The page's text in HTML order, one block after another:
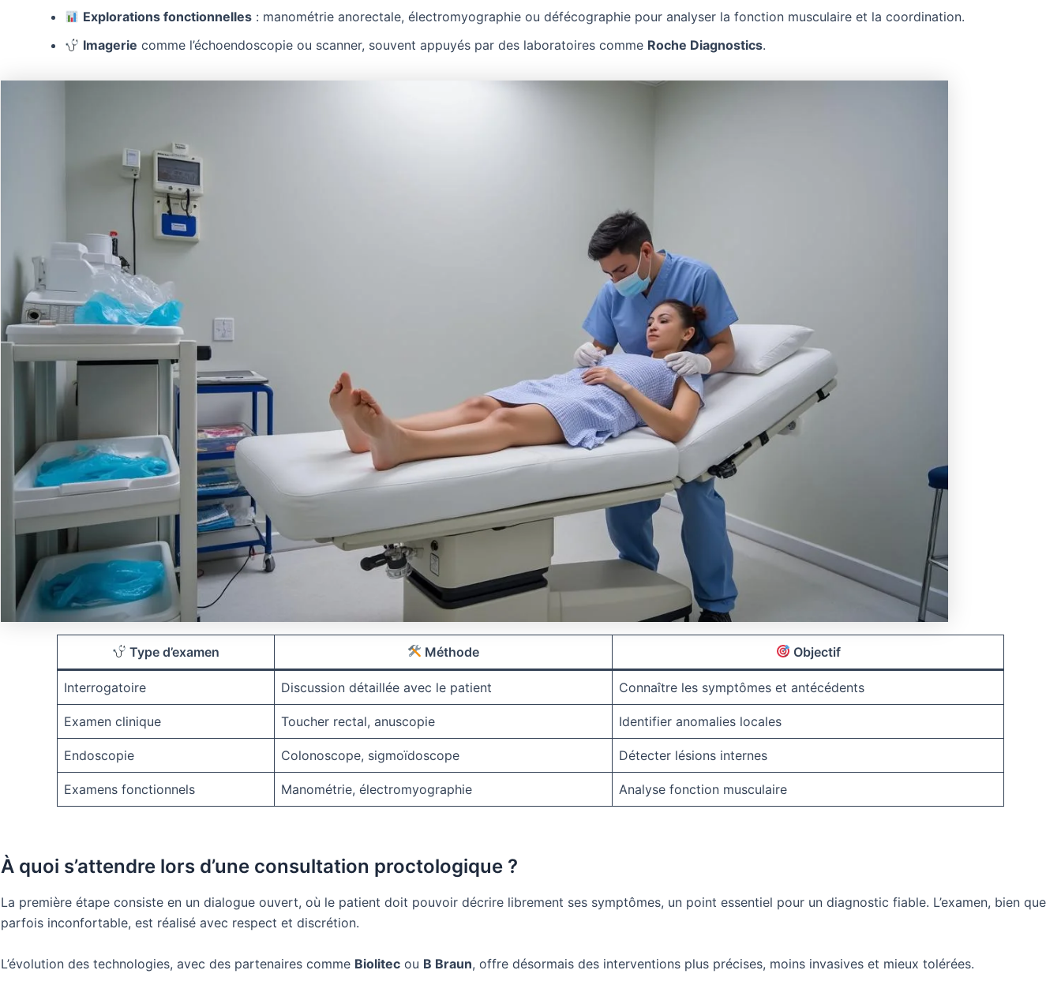
Explorations fonctionnelles : manométrie anorectale, électromyographie ou défécographie pour analyser la fonction musculaire et la coordination.
Imagerie comme l’échoendoscopie ou scanner, souvent appuyés par des laboratoires comme Roche Diagnostics.
Type d’examen Méthode Objectif
Interrogatoire Discussion détaillée avec le patient Connaître les symptômes et antécédents
Examen clinique Toucher rectal, anuscopie Identifier anomalies locales
Endoscopie Colonoscope, sigmoïdoscope Détecter lésions internes
Examens fonctionnels Manométrie, électromyographie Analyse fonction musculaire
À quoi s’attendre lors d’une consultation proctologique ?
La première étape consiste en un dialogue ouvert, où le patient doit pouvoir décrire librement ses symptômes, un point essentiel pour un diagnostic fiable. L’examen, bien que
parfois inconfortable, est réalisé avec respect et discrétion.
L’évolution des technologies, avec des partenaires comme Biolitec ou B Braun, offre désormais des interventions plus précises, moins invasives et mieux tolérées.